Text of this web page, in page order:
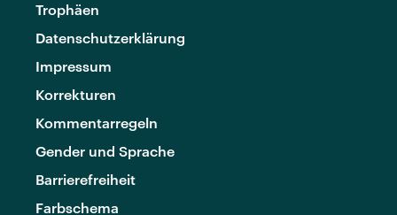
Trophäen
Datenschutzerklärung
Impressum
Korrekturen
Kommentarregeln
Gender und Sprache
Barrierefreiheit
Farbschema